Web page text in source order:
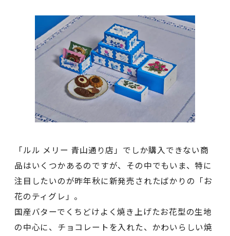
「ルル メリー 青山通り店」でしか購入できない商
品はいくつかあるのですが、その中でもいま、特に
注目したいのが昨年秋に新発売されたばかりの「お
花のティグレ」。
国産バターでくちどけよく焼き上げたお花型の生地
の中心に、チョコレートを入れた、かわいらしい焼